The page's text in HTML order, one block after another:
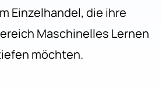
Einzelhandel, die ihre
Maschinelles Lernen
möchten.